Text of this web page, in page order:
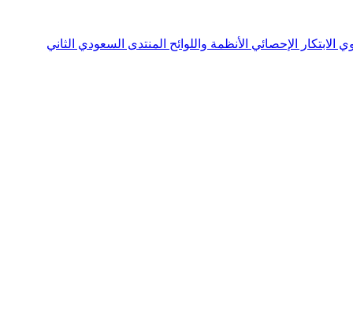
الابتكار الإحصائي الأنظمة واللوائح المنتدى السعودي الثاني